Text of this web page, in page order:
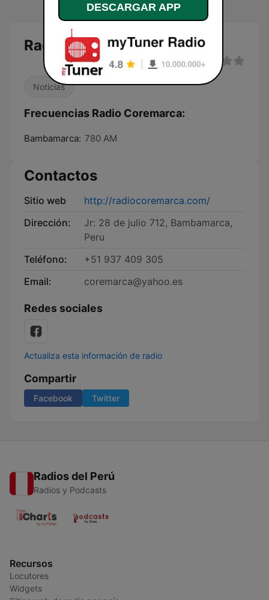
Radio Coremarca
Noticias
Frecuencias Radio Coremarca:
Bambamarca: 780 AM
Contactos
Sitio web
http://radiocoremarca.com/
Dirección:
Jr: 28 de julio 712, Bambamarca,
Peru
Teléfono:
+51 937 409 305
Email:
coremarca@yahoo.es
Redes sociales
Actualiza esta información de radio
Compartir
Facebook Twitter
Radios del Perú
Radios y Podcasts
Recursos
Locutores
Widgets
DESCARGAR APP